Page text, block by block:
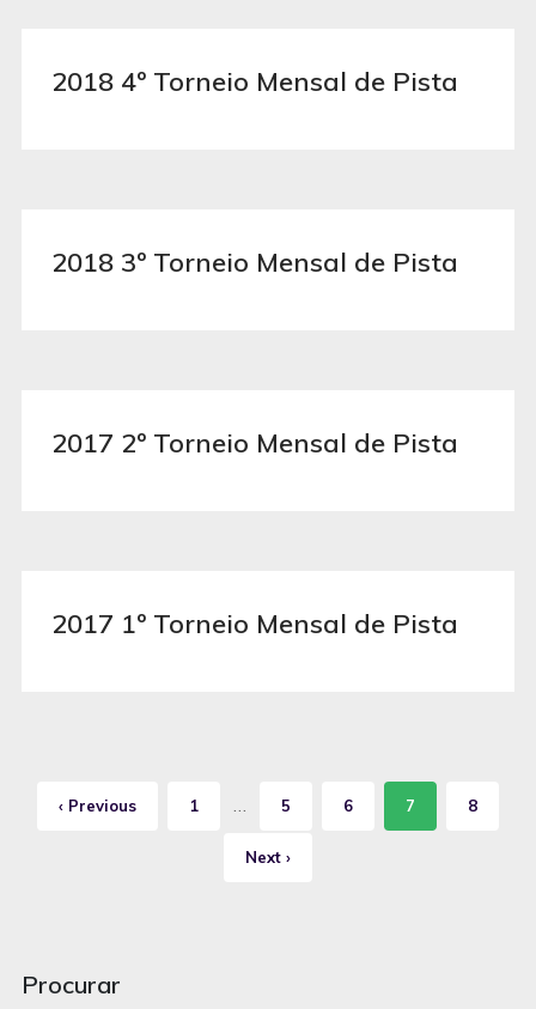
2018 4º Torneio Mensal de Pista
2018 3º Torneio Mensal de Pista
2017 2º Torneio Mensal de Pista
2017 1º Torneio Mensal de Pista
‹ Previous 1 … 5 6 7 8
Next ›
Procurar